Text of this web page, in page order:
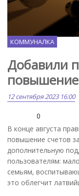
Pixabay.com
КОММУНАЛКА
Добавили
12 сентября 2023 16:00
0
В конце августа
повышение счетов
дополнительную
пользователям:
семьям,
это облегчит